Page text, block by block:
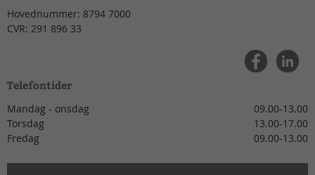
Hovednummer: 8794 7000
CVR: 291 896 33
Telefontider
Mandag - onsdag
09.00-13.00
Torsdag
13.00-17.00
Fredag
09.00-13.00